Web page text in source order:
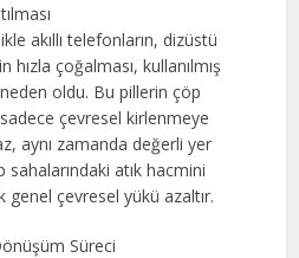
akıllı telefonların, dizüstü
çoğalması, kullanılmış
oldu. Bu pillerin çöp
sadece çevresel kirlenmeye
aynı zamanda değerli yer
atık hacmini
genel çevresel yükü azaltır.
Süreci